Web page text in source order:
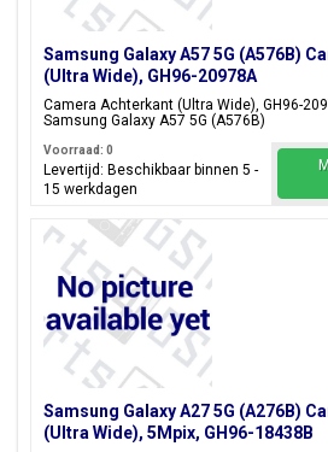
Samsung Galaxy A57 5G (A576B)
(Ultra Wide), GH96-20978A
Camera Achterkant (Ultra Wide), GH96-
Samsung Galaxy A57 5G (A576B)
Voorraad: 0
Levertijd: Beschikbaar binnen 5 -
15 werkdagen
Samsung Galaxy A27 5G (A276B)
(Ultra Wide), 5Mpix, GH96-18438B